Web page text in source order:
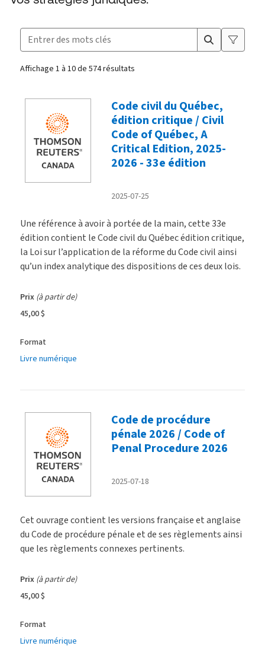
Rechercher des produits
Boîte à suggestions fermée.
Affichage 1 à 10 de 574 résultats
Produits
Code civil du Québec,
édition critique / Civil
Code of Québec, A
Critical Edition, 2025-
2026 - 33e édition
2025-07-25
Une référence à avoir à portée de la main, cette 33e
édition contient le Code civil du Québec édition critique,
la Loi sur l’application de la réforme du Code civil ainsi
qu’un index analytique des dispositions de ces deux lois.
Prix (à partir de)
45,00 $
Format
Livre numérique
Code de procédure
pénale 2026 / Code of
Penal Procedure 2026
2025-07-18
Cet ouvrage contient les versions française et anglaise
du Code de procédure pénale et de ses règlements ainsi
que les règlements connexes pertinents.
Prix (à partir de)
45,00 $
Format
Livre numérique